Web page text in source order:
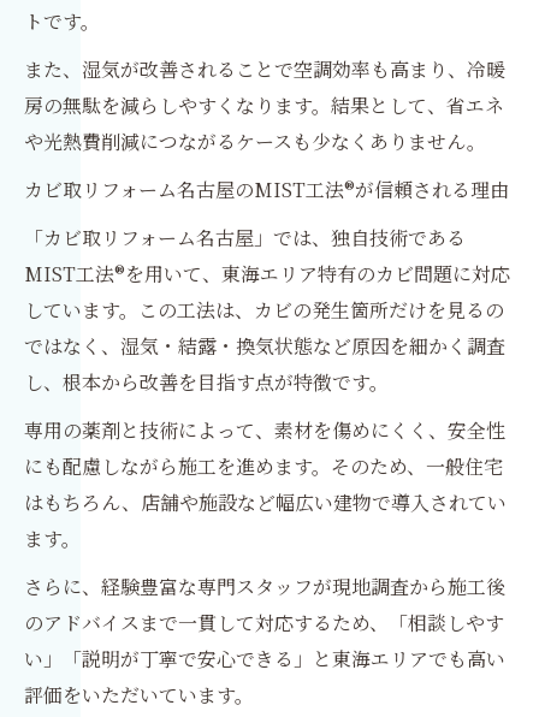
トです。
また、湿気が改善されることで空調効率も高まり、冷暖
房の無駄を減らしやすくなります。結果として、省エネ
や光熱費削減につながるケースも少なくありません。
カビ取リフォーム名古屋のMIST工法®が信頼される理由
「カビ取リフォーム名古屋」では、独自技術である
MIST工法®を用いて、東海エリア特有のカビ問題に対応
しています。この工法は、カビの発生箇所だけを見るの
ではなく、湿気・結露・換気状態など原因を細かく調査
し、根本から改善を目指す点が特徴です。
専用の薬剤と技術によって、素材を傷めにくく、安全性
にも配慮しながら施工を進めます。そのため、一般住宅
はもちろん、店舗や施設など幅広い建物で導入されてい
ます。
さらに、経験豊富な専門スタッフが現地調査から施工後
のアドバイスまで一貫して対応するため、「相談しやす
い」「説明が丁寧で安心できる」と東海エリアでも高い
評価をいただいています。